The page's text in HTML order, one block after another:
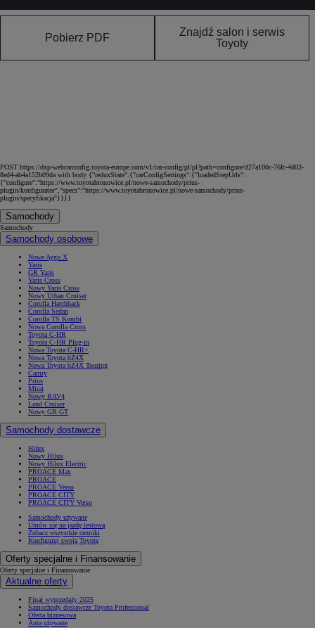
Pobierz PDF
Znajdź salon i serwis
Toyoty
POST https://dxp-webcarconfig.toyota-europe.com/v1/car-config/pl/pl?path=configure/d27a100c-76fc-4d03-
8ed4-ab4a152b09da with body {"reduxState":{"carConfigSettings":{"loadedStepUrls":
{"configure":"https://www.toyotabronowice.pl/nowe-samochody/prius-
plugin/konfigurator","specs":"https://www.toyotabronowice.pl/nowe-samochody/prius-
plugin/specyfikacja"}}}}
Samochody
Samochody
Samochody osobowe
Nowe Aygo X
Yaris
GR Yaris
Yaris Cross
Nowy Yaris Cross
Nowy Urban Cruiser
Corolla Hatchback
Corolla Sedan
Corolla TS Kombi
Nowa Corolla Cross
Toyota C-HR
Toyota C-HR Plug-in
Nowa Toyota C-HR+
Nowa Toyota bZ4X
Nowa Toyota bZ4X Touring
Camry
Prius
Mirai
Nowy RAV4
Land Cruiser
Nowy GR GT
Samochody dostawcze
Hilux
Nowy Hilux
Nowy Hilux Electric
PROACE Max
PROACE
PROACE Verso
PROACE CITY
PROACE CITY Verso
Samochody używane
Umów się na jazdę testową
Zobacz wszystkie cenniki
Konfiguruj swoją Toyotę
Oferty specjalne i Finansowanie
Oferty specjalne i Finansowanie
Aktualne oferty
Finał wyprzedaży 2025
Samochody dostawcze Toyota Professional
Oferta biznesowa
Auta używane